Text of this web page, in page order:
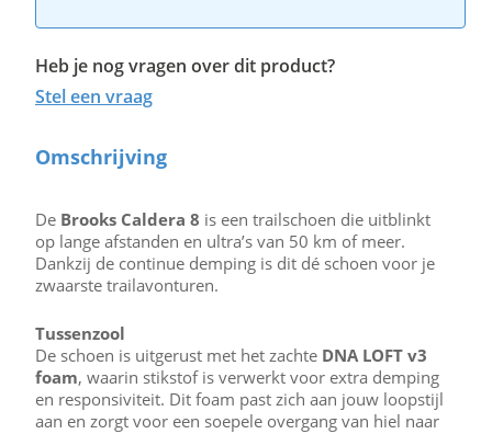
Heb je nog vragen over dit product?
Stel een vraag
Omschrijving
De Brooks Caldera 8 is een trailschoen die uitblinkt
op lange afstanden en ultra’s van 50 km of meer.
Dankzij de continue demping is dit dé schoen voor je
zwaarste trailavonturen.
Tussenzool
De schoen is uitgerust met het zachte DNA LOFT v3
foam, waarin stikstof is verwerkt voor extra demping
en responsiviteit. Dit foam past zich aan jouw loopstijl
aan en zorgt voor een soepele overgang van hiel naar